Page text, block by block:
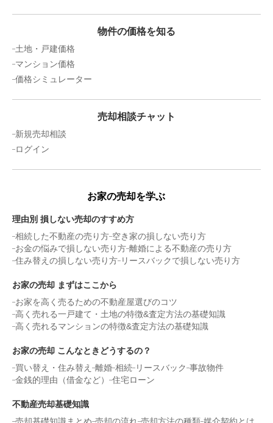
物件の価格を知る
土地・戸建価格
マンション価格
価格シミュレーター
売却相談チャット
新規売却相談
ログイン
お家の売却を学ぶ
理由別 損しない売却のすすめ方
相続した不動産の売り方 空き家の損しない売り方
お金の悩みで損しない売り方 離婚による不動産の売り方
住み替えの損しない売り方 リースバックで損しない売り方
お家の売却 まずはここから
お家を高く売るための不動産屋選びのコツ
高く売れる一戸建て・土地の特徴&査定方法の基礎知識
高く売れるマンションの特徴&査定方法の基礎知識
お家の売却 こんなときどうするの？
買い替え・住み替え
離婚 相続 リースバック 事故物件
金銭的理由（借金など）
住宅ローン
不動産売却基礎知識